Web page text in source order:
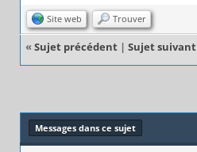
Site web Trouver
« Sujet précédent | Sujet suivant
Messages dans ce sujet